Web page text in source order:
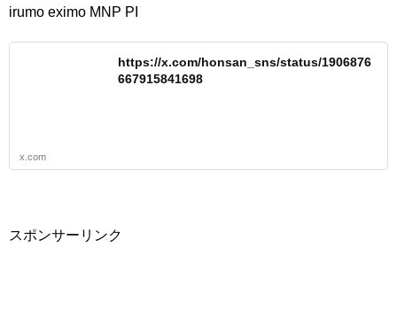
irumo eximo MNP PI
https://x.com/honsan_sns/status/1906876
667915841698
x.com
スポンサーリンク